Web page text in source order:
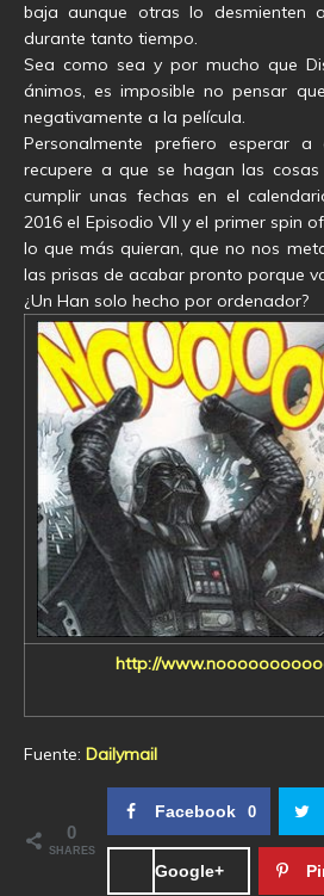
baja aunque otras lo desmienten
durante tanto tiempo.
Sea como sea y por mucho que
ánimos, es imposible no pensar
negativamente a la película.
Personalmente prefiero esperar
recupere a que se hagan las
cumplir unas fechas en el
2016 el Episodio VII y el primer spin
lo que más quieran, que no nos
las prisas de acabar pronto porque
¿Un Han solo hecho por ordenador?
http://
Fuente: Dailymail
0
SHARES
Facebook 0
Google+